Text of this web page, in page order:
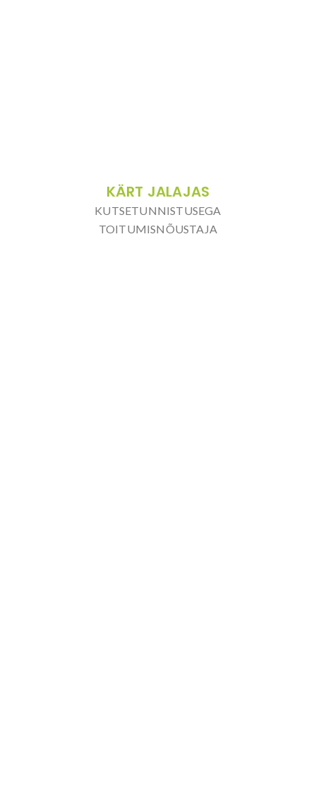
KÄRT JALAJAS
KUTSETUNNISTUSEGA
TOITUMISNÕUSTAJA